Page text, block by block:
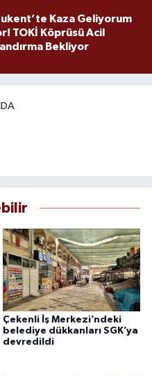
Kaza Geliyorum
TOKİ Köprüsü Acil
Bekliyor
Çekenli İş Merkezi’ndeki
belediye dükkanları SGK’ya
devredildi